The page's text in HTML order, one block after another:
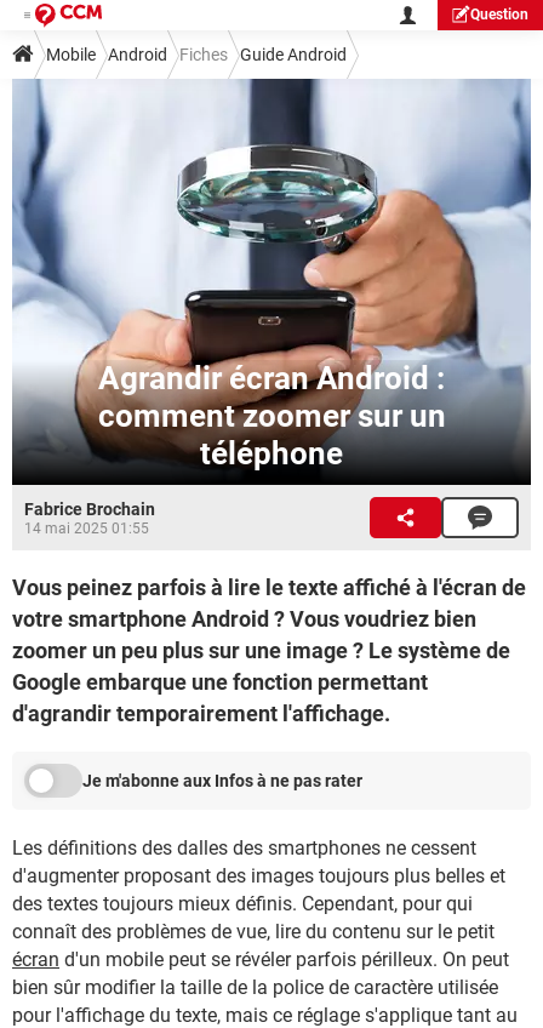
Question
Mobile Android Fiches Guide Android
Agrandir écran Android :
comment zoomer sur un
téléphone
Fabrice Brochain
14 mai 2025 01:55
Vous peinez parfois à lire le texte affiché à l'écran de
votre smartphone Android ? Vous voudriez bien
zoomer un peu plus sur une image ? Le système de
Google embarque une fonction permettant
d'agrandir temporairement l'affichage.
Je m'abonne aux Infos à ne pas rater
Les définitions des dalles des smartphones ne cessent
d'augmenter proposant des images toujours plus belles et
des textes toujours mieux définis. Cependant, pour qui
connaît des problèmes de vue, lire du contenu sur le petit
écran d'un mobile peut se révéler parfois périlleux. On peut
bien sûr modifier la taille de la police de caractère utilisée
pour l'affichage du texte, mais ce réglage s'applique tant au